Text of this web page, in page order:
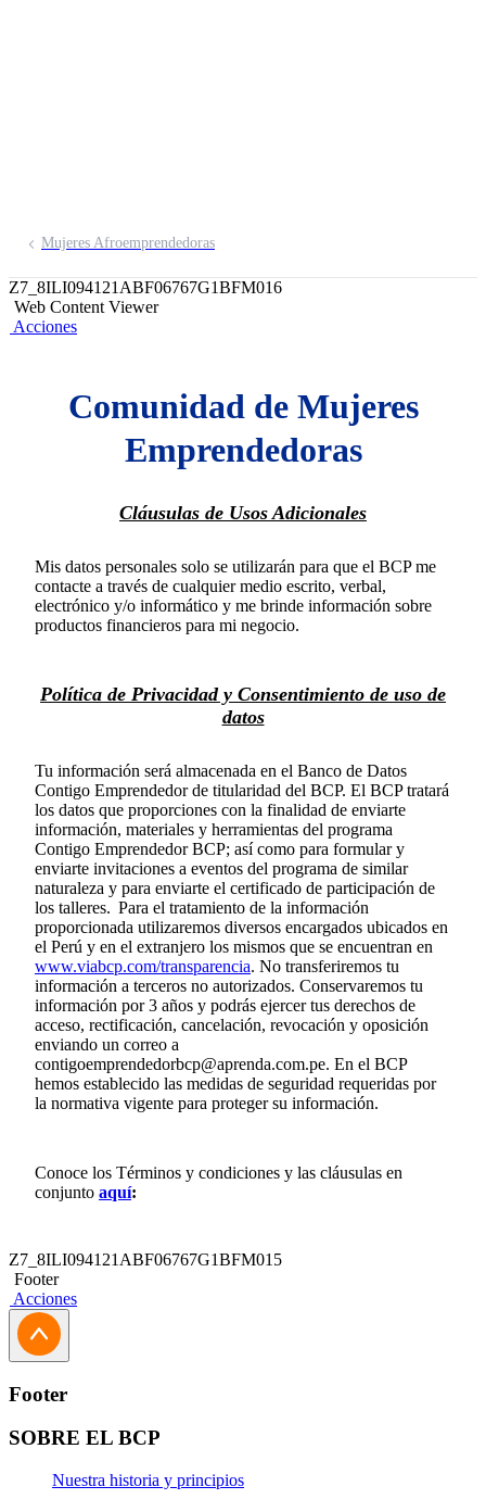
Mujeres Afroemprendedoras
Z7_8ILI094121ABF06767G1BFM016
Web Content Viewer
Acciones
Comunidad de Mujeres
Emprendedoras
Cláusulas de Usos Adicionales
Mis datos personales solo se utilizarán para que el BCP me
contacte a través de cualquier medio escrito, verbal,
electrónico y/o informático y me brinde información sobre
productos financieros para mi negocio.
Política de Privacidad y Consentimiento de uso de
datos
Tu información será almacenada en el Banco de Datos
Contigo Emprendedor de titularidad del BCP. El BCP tratará
los datos que proporciones con la finalidad de enviarte
información, materiales y herramientas del programa
Contigo Emprendedor BCP; así como para formular y
enviarte invitaciones a eventos del programa de similar
naturaleza y para enviarte el certificado de participación de
los talleres. Para el tratamiento de la información
proporcionada utilizaremos diversos encargados ubicados en
el Perú y en el extranjero los mismos que se encuentran en
www.viabcp.com/transparencia. No transferiremos tu
información a terceros no autorizados. Conservaremos tu
información por 3 años y podrás ejercer tus derechos de
acceso, rectificación, cancelación, revocación y oposición
enviando un correo a
contigoemprendedorbcp@aprenda.com.pe. En el BCP
hemos establecido las medidas de seguridad requeridas por
la normativa vigente para proteger su información.
Conoce los Términos y condiciones y las cláusulas en
conjunto aquí:
Z7_8ILI094121ABF06767G1BFM015
Footer
Acciones
Footer
SOBRE EL BCP
Nuestra historia y principios